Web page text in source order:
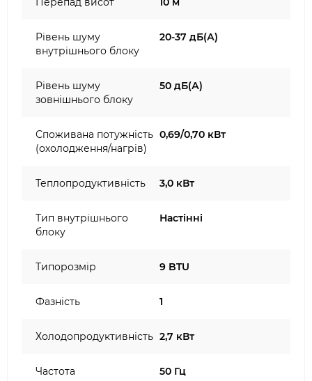
Рівень шуму
внутрішнього блоку
20-37 дБ(А)
Рівень шуму
зовнішнього блоку
50 дБ(А)
Споживана потужність
(охолодження/нагрів)
0,69/0,70 кВт
Теплопродуктивність 3,0 кВт
Тип внутрішнього
блоку
Настінні
Типорозмір 9 BTU
Фазність 1
Холодопродуктивність 2,7 кВт
Частота 50 Гц